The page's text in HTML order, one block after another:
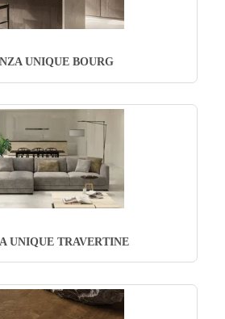
UNIQUE BOURG
UNIQUE TRAVERTINE